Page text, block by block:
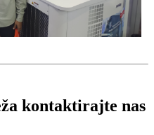
kontaktirajte nas